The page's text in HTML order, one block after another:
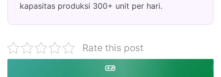
kapasitas produksi 300+ unit per hari.
Rate this post